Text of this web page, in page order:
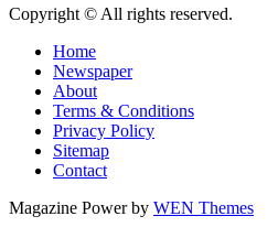
Copyright © All rights reserved.
Home
Newspaper
About
Terms & Conditions
Privacy Policy
Sitemap
Contact
Magazine Power by WEN Themes